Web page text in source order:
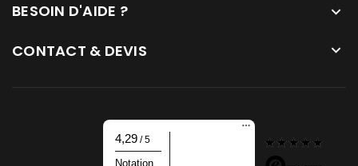
BESOIN D'AIDE ? 
CONTACT & DEVIS 
4,29 / 5
Notation